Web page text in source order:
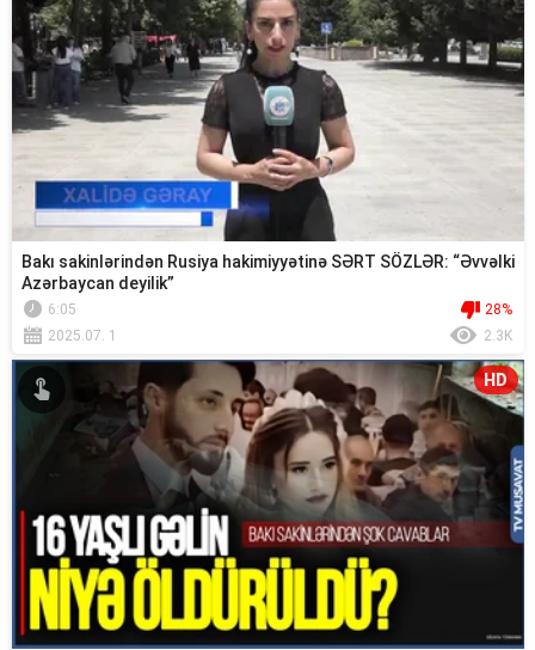
Bakı sakinlərindən Rusiya hakimiyyətinə SƏRT SÖZLƏR: “Əvvəlki
Azərbaycan deyilik”
6:05
28%
2025.07. 1
2.3K
HD